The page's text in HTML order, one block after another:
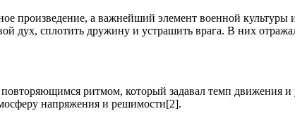
произведение, а важнейший элемент военной
дух, сплотить дружину и устрашить врага. В них
ритмом, который задавал темп движения и
напряжения и решимости[2].